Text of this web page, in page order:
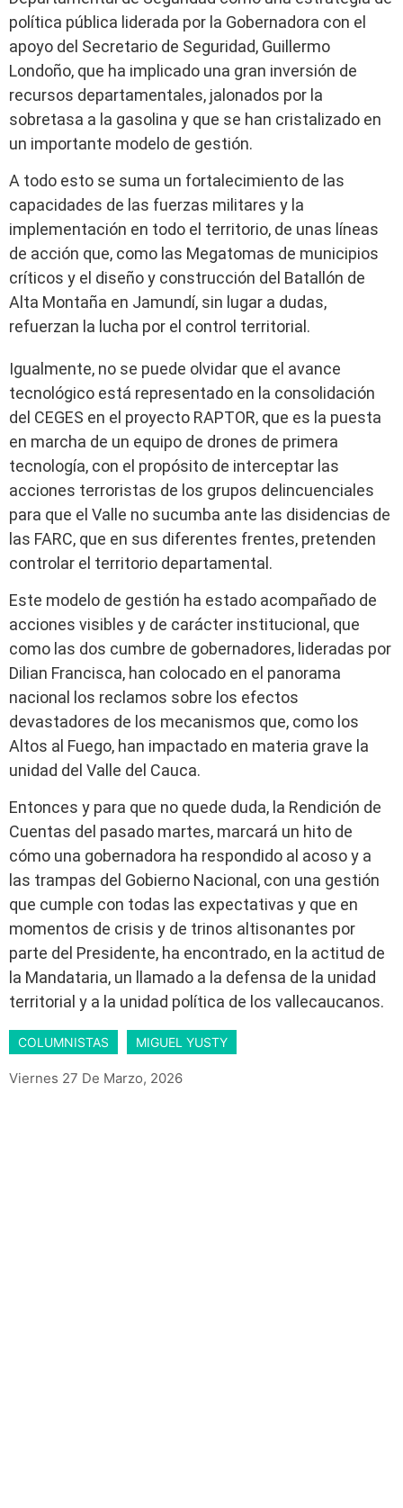
política pública liderada por la Gobernadora con el
apoyo del Secretario de Seguridad, Guillermo
Londoño, que ha implicado una gran inversión de
recursos departamentales, jalonados por la
sobretasa a la gasolina y que se han cristalizado en
un importante modelo de gestión.
A todo esto se suma un fortalecimiento de las
capacidades de las fuerzas militares y la
implementación en todo el territorio, de unas líneas
de acción que, como las Megatomas de municipios
críticos y el diseño y construcción del Batallón de
Alta Montaña en Jamundí, sin lugar a dudas,
refuerzan la lucha por el control territorial.
Igualmente, no se puede olvidar que el avance
tecnológico está representado en la consolidación
del CEGES en el proyecto RAPTOR, que es la puesta
en marcha de un equipo de drones de primera
tecnología, con el propósito de interceptar las
acciones terroristas de los grupos delincuenciales
para que el Valle no sucumba ante las disidencias de
las FARC, que en sus diferentes frentes, pretenden
controlar el territorio departamental.
Este modelo de gestión ha estado acompañado de
acciones visibles y de carácter institucional, que
como las dos cumbre de gobernadores, lideradas por
Dilian Francisca, han colocado en el panorama
nacional los reclamos sobre los efectos
devastadores de los mecanismos que, como los
Altos al Fuego, han impactado en materia grave la
unidad del Valle del Cauca.
Entonces y para que no quede duda, la Rendición de
Cuentas del pasado martes, marcará un hito de
cómo una gobernadora ha respondido al acoso y a
las trampas del Gobierno Nacional, con una gestión
que cumple con todas las expectativas y que en
momentos de crisis y de trinos altisonantes por
parte del Presidente, ha encontrado, en la actitud de
la Mandataria, un llamado a la defensa de la unidad
territorial y a la unidad política de los vallecaucanos.
COLUMNISTAS MIGUEL YUSTY
Viernes 27 De Marzo, 2026